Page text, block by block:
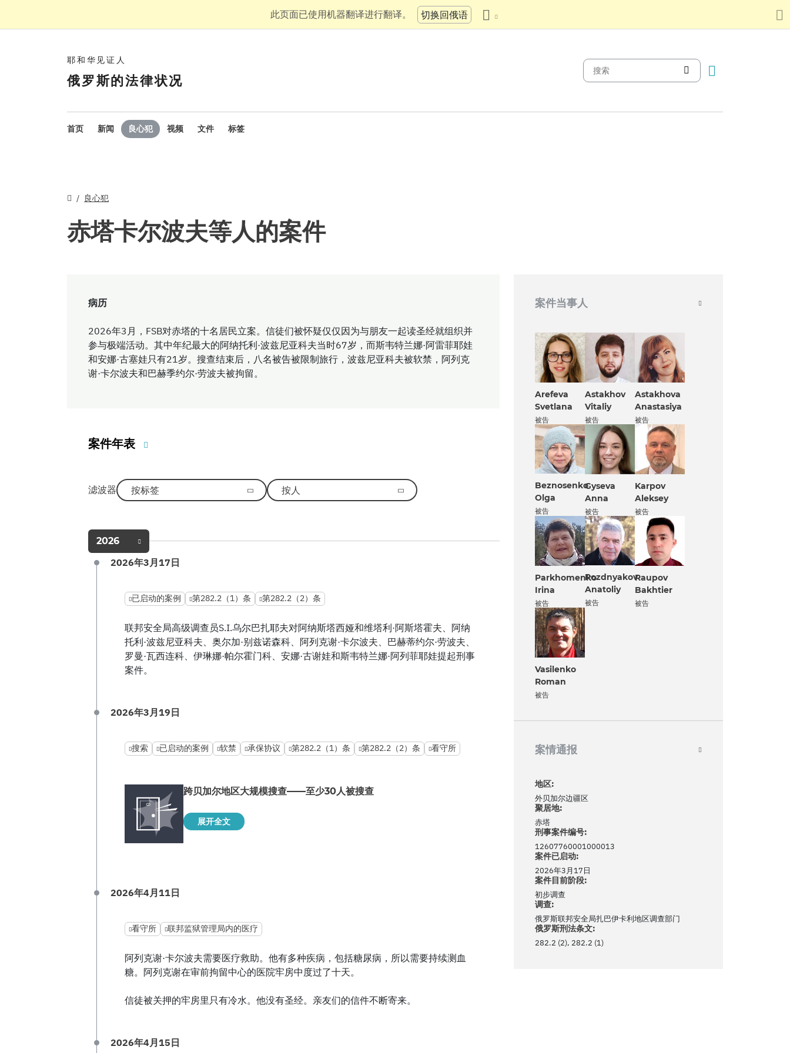
此页面已使用机器翻译进行翻译。 切换回俄语
耶和华见证人
俄罗斯的法律状况
首页 新闻 良心犯 视频 文件 标签
良心犯
赤塔卡尔波夫等人的案件
病历
2026年3月，FSB对赤塔的十名居民立案。信徒们被怀疑仅仅因为与朋友一起读圣经就组织并
参与极端活动。其中年纪最大的阿纳托利·波兹尼亚科夫当时67岁，而斯韦特兰娜·阿雷菲耶娃
和安娜·古塞娃只有21岁。搜查结束后，八名被告被限制旅行，波兹尼亚科夫被软禁，阿列克
谢·卡尔波夫和巴赫季约尔·劳波夫被拘留。
案件年表
滤波器 按标签 按人
2026
2026年3月17日
已启动的案例 第282.2（1）条 第282.2（2）条
联邦安全局高级调查员S.I.乌尔巴扎耶夫对阿纳斯塔西娅和维塔利·阿斯塔霍夫、阿纳
托利·波兹尼亚科夫、奥尔加·别兹诺森科、阿列克谢·卡尔波夫、巴赫蒂约尔·劳波夫、
罗曼·瓦西连科、伊琳娜·帕尔霍门科、安娜·古谢娃和斯韦特兰娜·阿列菲耶娃提起刑事
案件。
2026年3月19日
搜索 已启动的案例 软禁 承保协议 第282.2（1）条 第282.2（2）条 看守所
跨贝加尔地区大规模搜查——至少30人被搜查
展开全文
2026年4月11日
看守所 联邦监狱管理局内的医疗
阿列克谢·卡尔波夫需要医疗救助。他有多种疾病，包括糖尿病，所以需要持续测血
糖。阿列克谢在审前拘留中心的医院牢房中度过了十天。
信徒被关押的牢房里只有冷水。他没有圣经。亲友们的信件不断寄来。
2026年4月15日
案件当事人
Arefeva
Svetlana
被告
Astakhov
Vitaliy
被告
Astakhova
Anastasiya
被告
Beznosenko
Olga
被告
Gyseva
Anna
被告
Karpov
Aleksey
被告
Parkhomenko
Irina
被告
Pozdnyakov
Anatoliy
被告
Raupov
Bakhtier
被告
Vasilenko
Roman
被告
案情通报
地区:
外贝加尔边疆区
聚居地:
赤塔
刑事案件编号:
12607760001000013
案件已启动:
2026年3月17日
案件目前阶段:
初步调查
调查:
俄罗斯联邦安全局扎巴伊卡利地区调查部门
俄罗斯刑法条文:
282.2 (2), 282.2 (1)